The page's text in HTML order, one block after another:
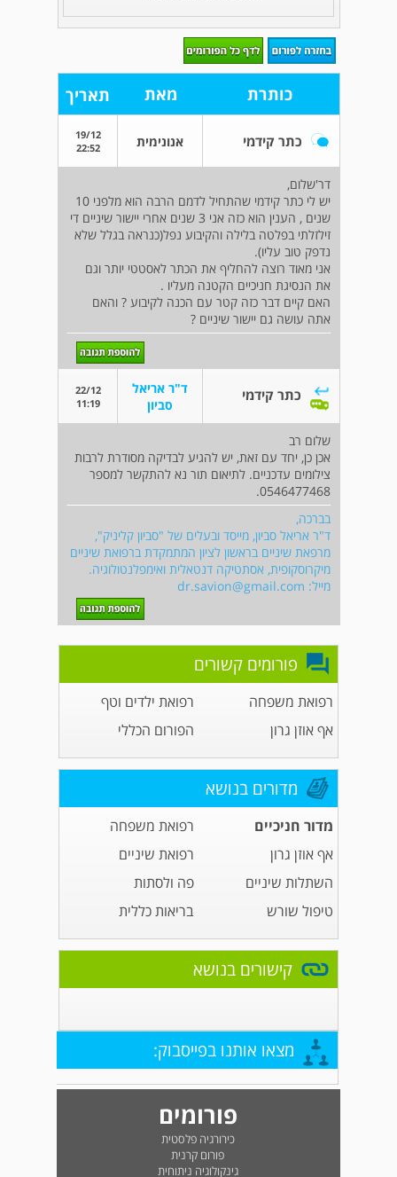
כותרת מאת תאריך
כתר קידמי אנונימית
19/12
22:52
דר'שלום,
יש לי כתר קידמי שהתחיל לדמם הרבה הוא מלפני 10
שנים , הענין הוא כזה אני 3 שנים אחרי יישור שיניים די
זילזלתי בפלטה בלילה והקיבוע נפל(כנראה בגלל שלא
נדפק טוב עליו).
אני מאוד רוצה להחליף את הכתר לאסטטי יותר וגם
את הנסיגת חניכיים הקטנה מעליו .
האם קיים דבר כזה קטר עם הכנה לקיבוע ? והאם
אתה עושה גם יישור שיניים ?
כתר קידמי
ד"ר אריאל
סביון
22/12
11:19
שלום רב
אכן כן, יחד עם זאת, יש להגיע לבדיקה מסודרת לרבות
צילומים עדכניים. לתיאום תור נא להתקשר למספר
0546477468.
בברכה,
ד"ר אריאל סביון, מייסד ובעלים של "סביון קליניק",
מרפאת שיניים בראשון לציון המתמקדת ברפואת שיניים
מיקרוסקופית, אסתטיקה דנטאלית ואימפלנטולוגיה.
מייל: dr.savion@gmail.com
פורומים קשורים
רפואת משפחה
רפואת ילדים וטף
אף אוזן גרון
הפורום הכללי
מדורים בנושא
מדור חניכיים
רפואת משפחה
אף אוזן גרון
רפואת שיניים
השתלות שיניים
פה ולסתות
טיפול שורש
בריאות כללית
קישורים בנושא
מצאו אותנו בפייסבוק:
פורומים
כירורגיה פלסטית
פורום קרנית
גינקולוגיה ניתוחית